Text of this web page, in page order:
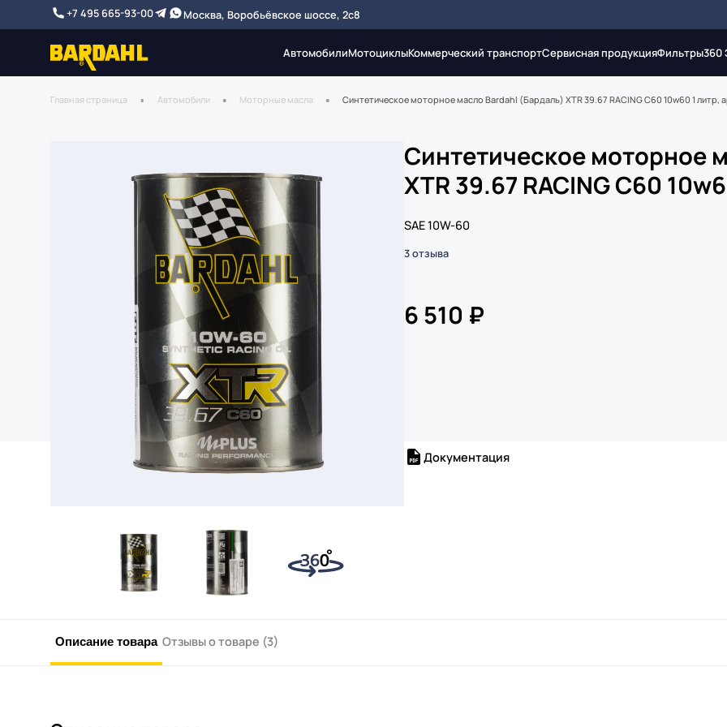
+7 495 665-93-00 Москва, Воробьёвское шоссе, 2с8
АвтомобилиМотоциклыКоммерческий транспортСервисная продукцияФильтры360
Главная страница Автомобили Моторные масла Синтетическое моторное масло Bardahl (Бардаль) XTR 39.67 RACING C60 10w60 1 литр,
Синтетическое моторное
XTR 39.67 RACING C60
SAE 10W-60
3 отзыва
6 510 ₽
Документация
Описание товара Отзывы о товаре (3)